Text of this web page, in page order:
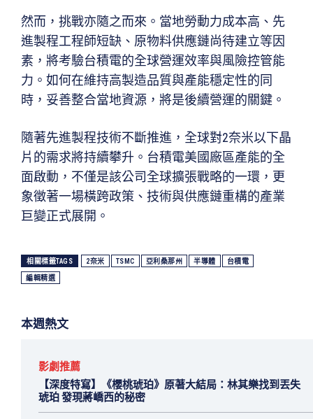
然而，挑戰亦隨之而來。當地勞動力成本高、先
進製程工程師短缺、原物料供應鏈尚待建立等因
素，將考驗台積電的全球營運效率與風險控管能
力。如何在維持高製造品質與產能穩定性的同
時，妥善整合當地資源，將是後續營運的關鍵。
隨著先進製程技術不斷推進，全球對2奈米以下晶
片的需求將持續攀升。台積電美國廠區產能的全
面啟動，不僅是該公司全球擴張戰略的一環，更
象徵著一場橫跨政策、技術與供應鏈重構的產業
巨變正式展開。
相關標籤TAGS 2奈米 TSMC 亞利桑那州 半導體 台積電
編輯精選
本週熱文
影劇推薦
【深度特寫】《櫻桃琥珀》原著大結局：林其樂找到丟失
琥珀 發現蔣嶠西的秘密